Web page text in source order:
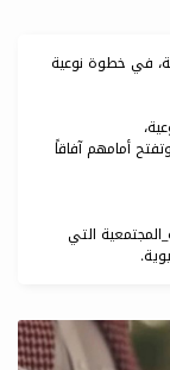
في خطوة نوعية
أمامهم آفاقاً
التي